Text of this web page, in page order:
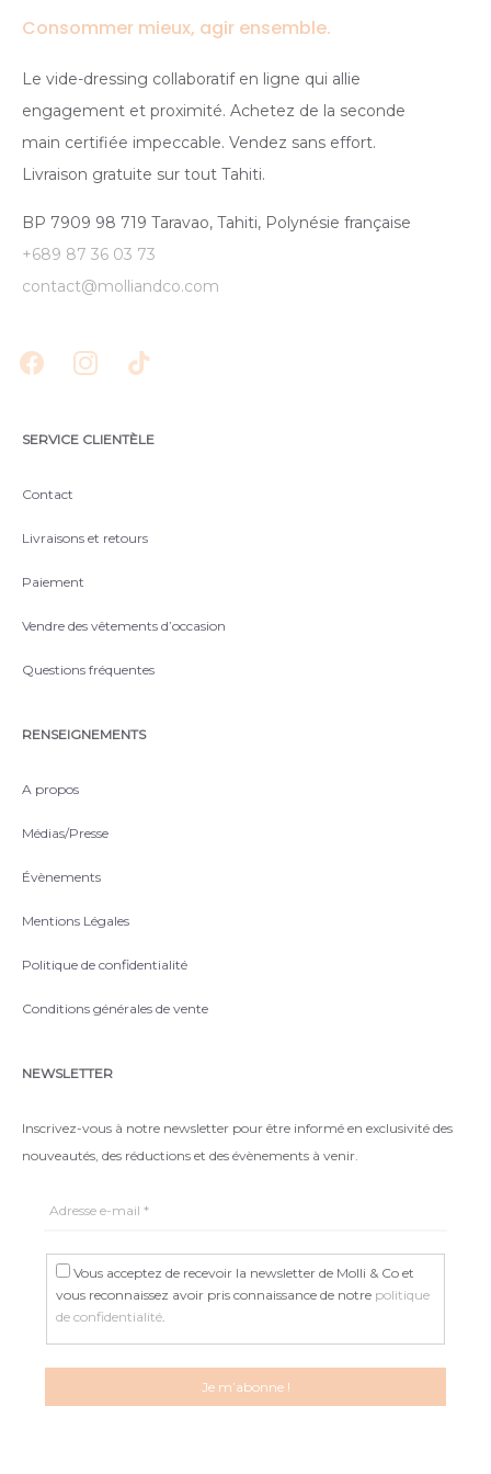
Consommer mieux, agir ensemble.
Le vide-dressing collaboratif en ligne qui allie
engagement et proximité. Achetez de la seconde
main certifiée impeccable. Vendez sans effort.
Livraison gratuite sur tout Tahiti.
BP 7909 98 719 Taravao, Tahiti, Polynésie française
+689 87 36 03 73
contact@molliandco.com
SERVICE CLIENTÈLE
Contact
Livraisons et retours
Paiement
Vendre des vêtements d’occasion
Questions fréquentes
RENSEIGNEMENTS
A propos
Médias/Presse
Évènements
Mentions Légales
Politique de confidentialité
Conditions générales de vente
NEWSLETTER
Inscrivez-vous à notre newsletter pour être informé en exclusivité des
nouveautés, des réductions et des évènements à venir.
Vous acceptez de recevoir la newsletter de Molli & Co et
vous reconnaissez avoir pris connaissance de notre politique
de confidentialité.